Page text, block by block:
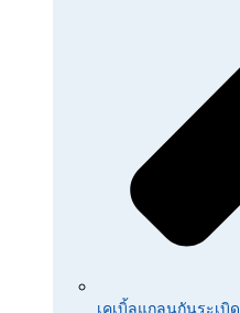
เคเบิ้ลแกลนกันระเบิด